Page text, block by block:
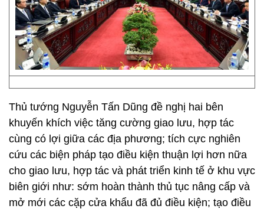
Thủ tướng Nguyễn Tấn Dũng đề nghị hai bên
khuyến khích việc tăng cường giao lưu, hợp tác
cùng có lợi giữa các địa phương; tích cực nghiên
cứu các biện pháp tạo điều kiện thuận lợi hơn nữa
cho giao lưu, hợp tác và phát triển kinh tế ở khu vực
biên giới như: sớm hoàn thành thủ tục nâng cấp và
mở mới các cặp cửa khẩu đã đủ điều kiện; tạo điều